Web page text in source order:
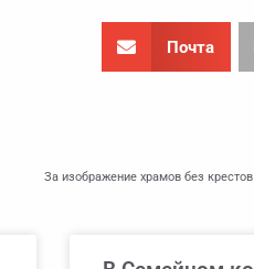
Почта
За изображение храмов без